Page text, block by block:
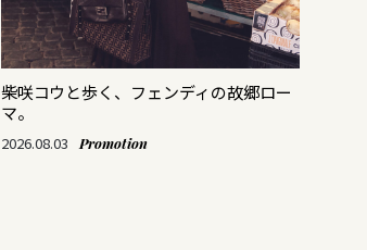
柴咲コウと歩く、フェンディの故郷ロー
マ。
2026.08.03 Promotion